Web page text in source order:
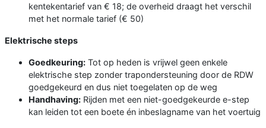
kenteken­tarief van € 18; de overheid draagt het verschil
met het normale tarief (€ 50)
Elektrische steps
Goedkeuring: Tot op heden is vrijwel geen enkele
elektrische step zonder trapondersteuning door de RDW
goedgekeurd en dus niet toegelaten op de weg
Handhaving: Rijden met een niet-goedgekeurde e-step
kan leiden tot een boete én inbeslagname van het voertuig